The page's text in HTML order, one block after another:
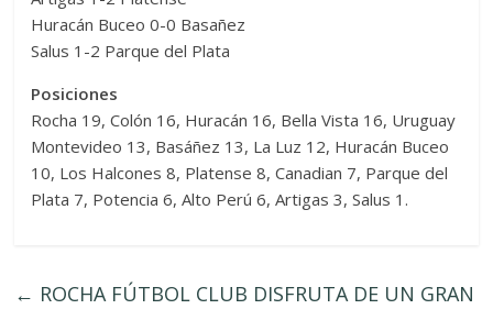
Huracán Buceo 0-0 Basañez
Salus 1-2 Parque del Plata
Posiciones
Rocha 19, Colón 16, Huracán 16, Bella Vista 16, Uruguay
Montevideo 13, Basáñez 13, La Luz 12, Huracán Buceo
10, Los Halcones 8, Platense 8, Canadian 7, Parque del
Plata 7, Potencia 6, Alto Perú 6, Artigas 3, Salus 1.
← ROCHA FÚTBOL CLUB DISFRUTA DE UN GRAN